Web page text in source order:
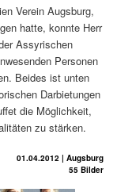
Verein Augsburg,
hatte, konnte Herr
Assyrischen
Personen
Beides ist unten
Darbietungen
die Möglichkeit,
zu stärken.
01.04.2012 | Augsburg
55 Bilder